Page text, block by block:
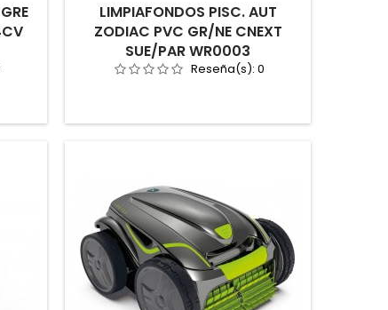
LIMPIAFONDOS PISC. AUT
ZODIAC PVC GR/NE CNEXT
SUE/PAR WR0003
Reseña(s): 0